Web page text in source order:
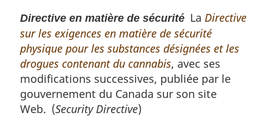
Directive en matière de sécurité La Directive
sur les exigences en matière de sécurité
physique pour les substances désignées et les
drogues contenant du cannabis, avec ses
modifications successives, publiée par le
gouvernement du Canada sur son site
Web. (Security Directive)